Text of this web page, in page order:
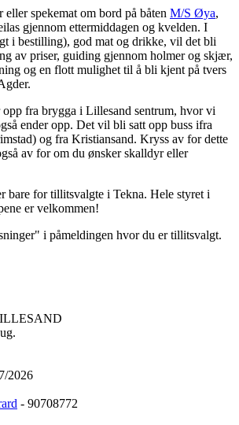
spekemat om bord på båten M/S Øya,
gjennom ettermiddagen og kvelden. I
i bestilling), god mat og drikke, vil det bli
av priser, guiding gjennom holmer og skjær,
og en flott mulighet til å bli kjent på tvers
opp fra brygga i Lillesand sentrum, hvor vi
ender opp. Det vil bli satt opp buss ifra
og fra Kristiansand. Kryss av for dette
av for om du ønsker skalldyr eller
bare for tillitsvalgte i Tekna. Hele styret i
er velkommen!
i påmeldingen hvor du er tillitsvalgt.
2026
- 90708772